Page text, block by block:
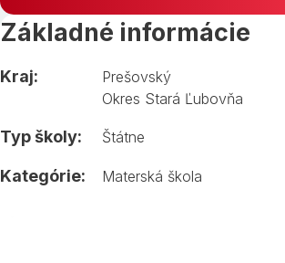
Základné informácie
Kraj:
Prešovský
Okres Stará Ľubovňa
Typ školy: Štátne
Kategórie: Materská škola